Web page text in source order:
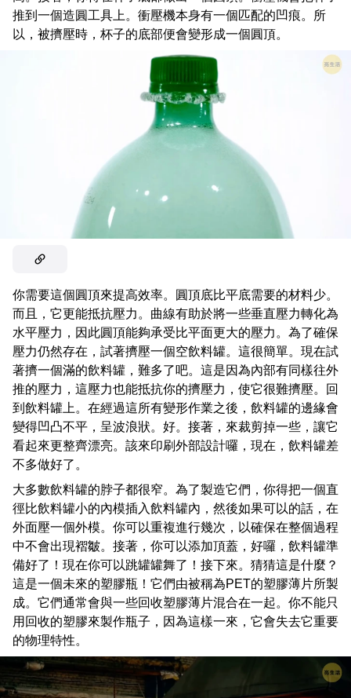
推到一個造圓工具上。衝壓機本身有一個匹配的凹痕。所
以，被擠壓時，杯子的底部便會變形成一個圓頂。
你需要這個圓頂來提高效率。圓頂底比平底需要的材料少。
而且，它更能抵抗壓力。曲線有助於將一些垂直壓力轉化為
水平壓力，因此圓頂能夠承受比平面更大的壓力。為了確保
壓力仍然存在，試著擠壓一個空飲料罐。這很簡單。現在試
著擠一個滿的飲料罐，難多了吧。這是因為內部有同樣往外
推的壓力，這壓力也能抵抗你的擠壓力，使它很難擠壓。回
到飲料罐上。在經過這所有變形作業之後，飲料罐的邊緣會
變得凹凸不平，呈波浪狀。好。接著，來裁剪掉一些，讓它
看起來更整齊漂亮。該來印刷外部設計囉，現在，飲料罐差
不多做好了。
大多數飲料罐的脖子都很窄。為了製造它們，你得把一個直
徑比飲料罐小的內模插入飲料罐內，然後如果可以的話，在
外面壓一個外模。你可以重複進行幾次，以確保在整個過程
中不會出現褶皺。接著，你可以添加頂蓋，好囉，飲料罐準
備好了！現在你可以跳罐罐舞了！接下來。猜猜這是什麼？
這是一個未來的塑膠瓶！它們由被稱為PET的塑膠薄片所製
成。它們通常會與一些回收塑膠薄片混合在一起。你不能只
用回收的塑膠來製作瓶子，因為這樣一來，它會失去它重要
的物理特性。